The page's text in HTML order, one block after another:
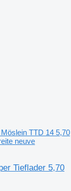
TTD 14 5,70
neuve
Tieflader 5,70